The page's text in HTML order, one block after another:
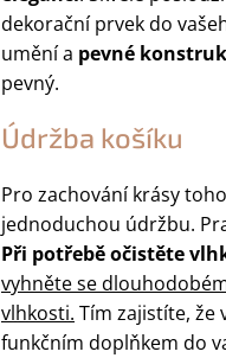
dekorační prvek do
umění a pevné
pevný.
Údržba košíku
Pro zachování krásy
jednoduchou údržbu.
Při potřebě očistěte
vyhněte se
vlhkosti. Tím zajistíte, že
funkčním doplňkem do